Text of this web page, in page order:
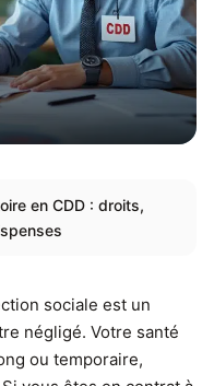
en CDD : droits,
sociale est un
négligé. Votre santé
ou temporaire,